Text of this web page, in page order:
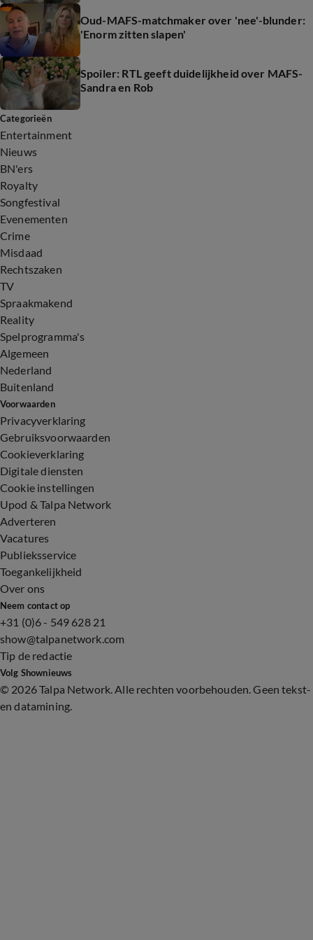
Oud-MAFS-matchmaker over 'nee'-blunder:
'Enorm zitten slapen'
Spoiler: RTL geeft duidelijkheid over MAFS-
Sandra en Rob
Categorieën
Entertainment
Nieuws
BN'ers
Royalty
Songfestival
Evenementen
Crime
Misdaad
Rechtszaken
TV
Spraakmakend
Reality
Spelprogramma's
Algemeen
Nederland
Buitenland
Voorwaarden
Privacyverklaring
Gebruiksvoorwaarden
Cookieverklaring
Digitale diensten
Cookie instellingen
Upod & Talpa Network
Adverteren
Vacatures
Publieksservice
Toegankelijkheid
Over ons
Neem contact op
+31 (0)6 - 549 628 21
show@talpanetwork.com
Tip de redactie
Volg Shownieuws
© 2026 Talpa Network. Alle rechten voorbehouden. Geen tekst-
en datamining.